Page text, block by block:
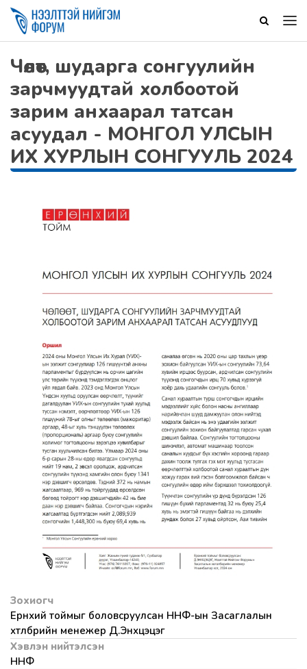
Чөлөөт, шударга сонгуулийн
зарчмуудтай холбоотой
зарим анхаарал татсан
асуудал - МОНГОЛ УЛСЫН
ИХ ХУРЛЫН СОНГУУЛЬ 2024
Зохиогч
Ерөнхий тоймыг боловсруулсан ННФ-ын Засаглалын
хөтөлбөрийн менежер Д.Энхцэцэг
Хэвлэн нийтэлсэн
ННФ